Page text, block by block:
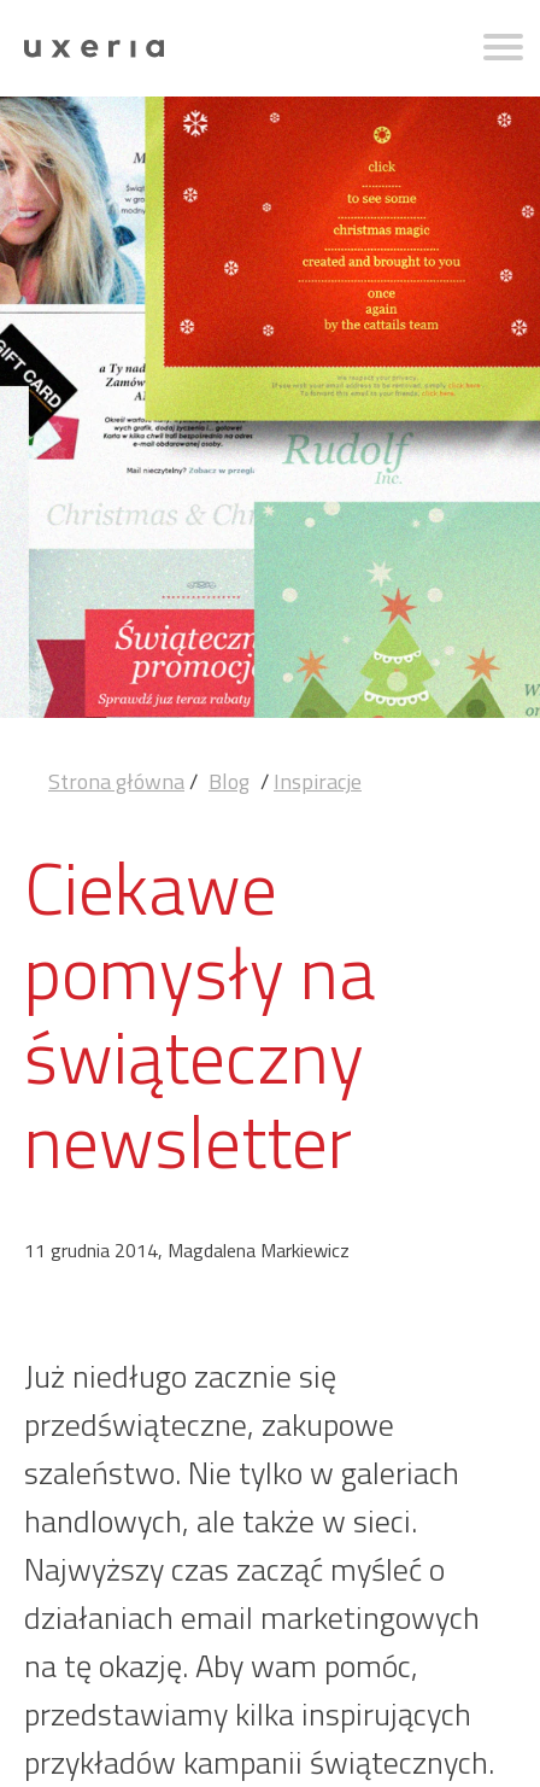
Strona główna/ Blog /Inspiracje
Ciekawe
pomysły na
świąteczny
newsletter
11 grudnia 2014, Magdalena Markiewicz
Już niedługo zacznie się
przedświąteczne, zakupowe
szaleństwo. Nie tylko w galeriach
handlowych, ale także w sieci.
Najwyższy czas zacząć myśleć o
działaniach email marketingowych
na tę okazję. Aby wam pomóc,
przedstawiamy kilka inspirujących
przykładów kampanii świątecznych.